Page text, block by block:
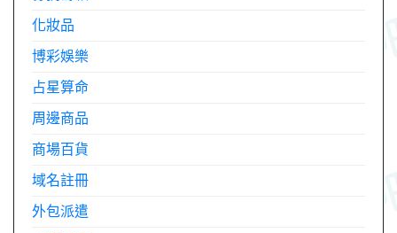
化妝品
博彩娛樂
占星算命
周邊商品
商場百貨
域名註冊
外包派遣